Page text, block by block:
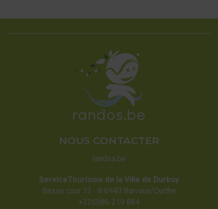
NOUS CONTACTER
randos.be
ServiceTourisme de la Ville de Durbuy
Basse cour 13 B 6940 Barvaux/Ourthe
+32(0)86 219 884